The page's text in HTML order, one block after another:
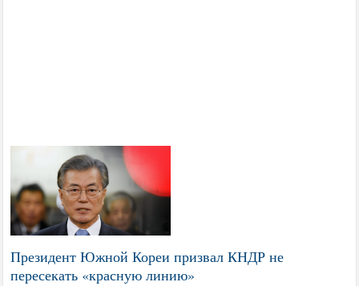
Президент Южной Кореи призвал КНДР не
пересекать «красную линию»